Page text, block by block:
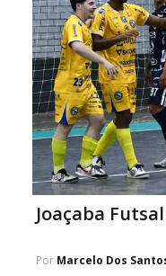
Joaçaba
Por Marcelo Dos